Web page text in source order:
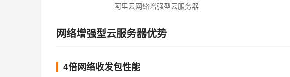
阿里云网络增强型云服务器
网络增强型云服务器优势
4倍网络收发包性能